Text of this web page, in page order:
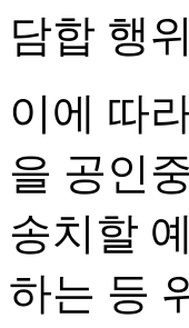
담합 행
이에 따
을 공인
송치할
하는 등